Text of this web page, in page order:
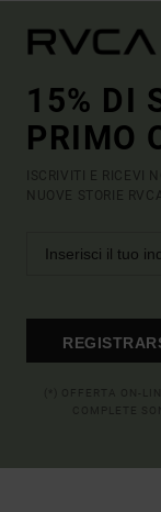
15% DI
PRIMO
ISCRIVITI E RICEVI
NUOVE STORIE